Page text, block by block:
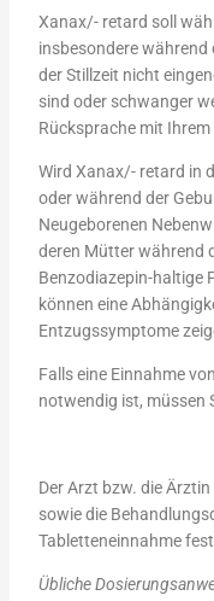
Xanax/- retard soll
insbesondere während
der Stillzeit nicht
sind oder schwanger
Rücksprache mit
Wird Xanax/- retard in
oder während der
Neugeborenen
deren Mütter während
Benzodiazepin-haltige
können eine
Entzugssymptome
Falls eine Einnahme
notwendig ist, müssen
Der Arzt bzw. die
sowie die
Tabletteneinnahme
Übliche